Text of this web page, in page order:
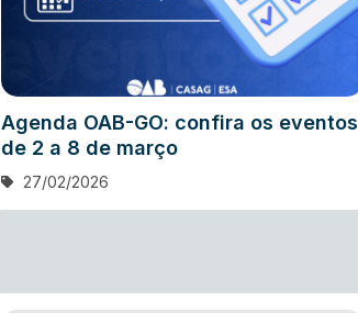
Agenda OAB-GO: confira os eventos
de 2 a 8 de março
27/02/2026